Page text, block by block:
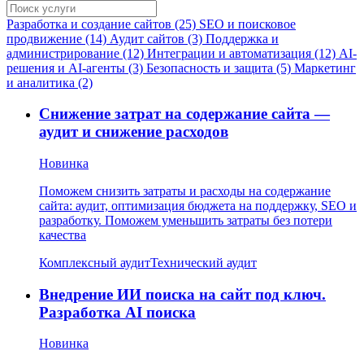
Разработка и создание сайтов (25) SEO и поисковое
продвижение (14) Аудит сайтов (3) Поддержка и
администрирование (12) Интеграции и автоматизация (12) AI-
решения и AI-агенты (3) Безопасность и защита (5) Маркетинг
и аналитика (2)
Снижение затрат на содержание сайта —
аудит и снижение расходов
Новинка
Поможем снизить затраты и расходы на содержание
сайта: аудит, оптимизация бюджета на поддержку, SEO и
разработку. Поможем уменьшить затраты без потери
качества
Комплексный аудитТехнический аудит
Внедрение ИИ поиска на сайт под ключ.
Разработка AI поиска
Новинка